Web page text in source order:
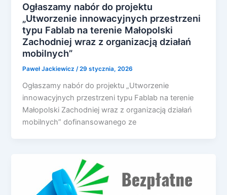
Ogłaszamy nabór do projektu
„Utworzenie innowacyjnych przestrzeni
typu Fablab na terenie Małopolski
Zachodniej wraz z organizacją działań
mobilnych”
Paweł Jackiewicz /29 stycznia, 2026
Ogłaszamy nabór do projektu „Utworzenie
innowacyjnych przestrzeni typu Fablab na terenie
Małopolski Zachodniej wraz z organizacją działań
mobilnych” dofinansowanego ze